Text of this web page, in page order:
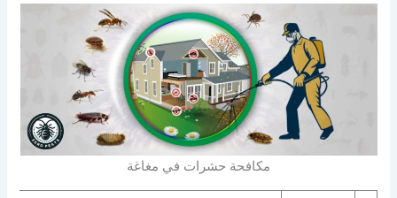
مكافحة حشرات في مغاغة